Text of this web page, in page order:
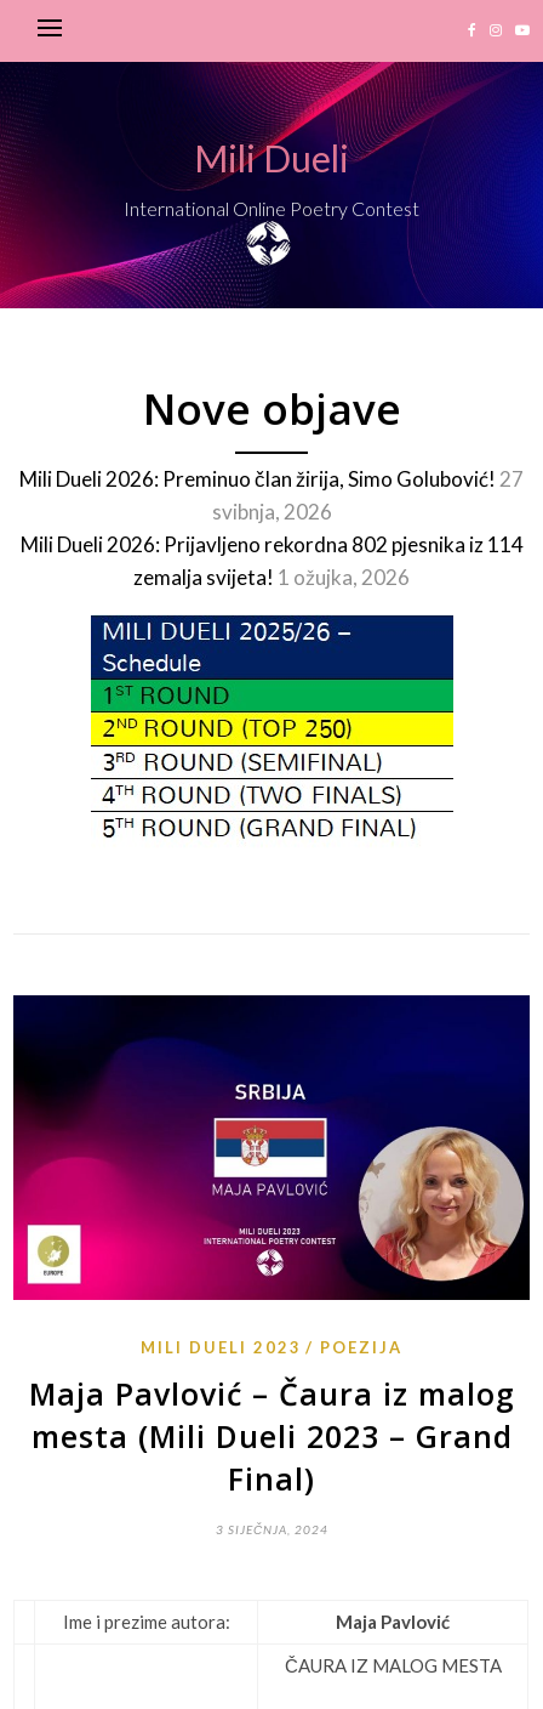
Mili Dueli
International Online Poetry Contest
Nove objave
Mili Dueli 2026: Preminuo član žirija, Simo Golubović! 27
svibnja, 2026
Mili Dueli 2026: Prijavljeno rekordna 802 pjesnika iz 114
zemalja svijeta! 1 ožujka, 2026
MILI DUELI 2023 POEZIJA
Maja Pavlović – Čaura iz malog
mesta (Mili Dueli 2023 – Grand
Final)
3 SIJEČNJA, 2024
Ime i prezime autora: Maja Pavlović
ČAURA IZ MALOG MESTA